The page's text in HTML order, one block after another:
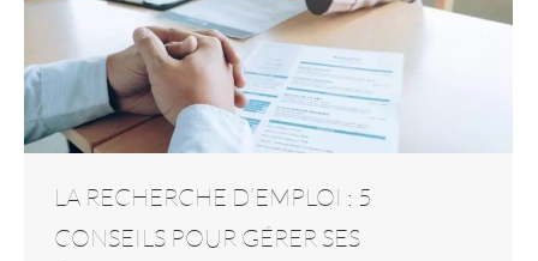
LA RECHERCHE D’EMPLOI : 5
CONSEILS POUR GÉRER SES